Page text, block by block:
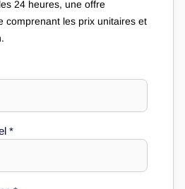
24 heures, une offre
comprenant les prix unitaires et
*